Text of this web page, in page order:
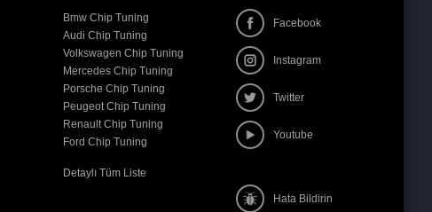
Bmw Chip Tuning
Audi Chip Tuning
Volkswagen Chip Tuning
Mercedes Chip Tuning
Porsche Chip Tuning
Peugeot Chip Tuning
Renault Chip Tuning
Ford Chip Tuning
Detaylı Tüm Liste
Facebook
Instagram
Twitter
Youtube
Hata Bildirin